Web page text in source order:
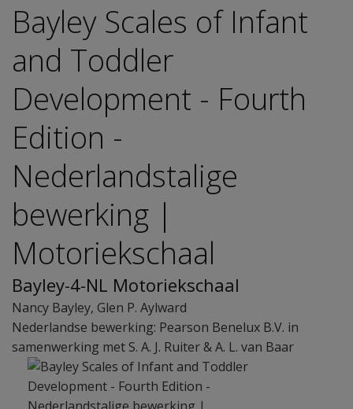
Bayley Scales of Infant
and Toddler
Development - Fourth
Edition -
Nederlandstalige
bewerking |
Motoriekschaal
Bayley-4-NL Motoriekschaal
Nancy Bayley, Glen P. Aylward
Nederlandse bewerking: Pearson Benelux B.V. in
samenwerking met S. A. J. Ruiter & A. L. van Baar